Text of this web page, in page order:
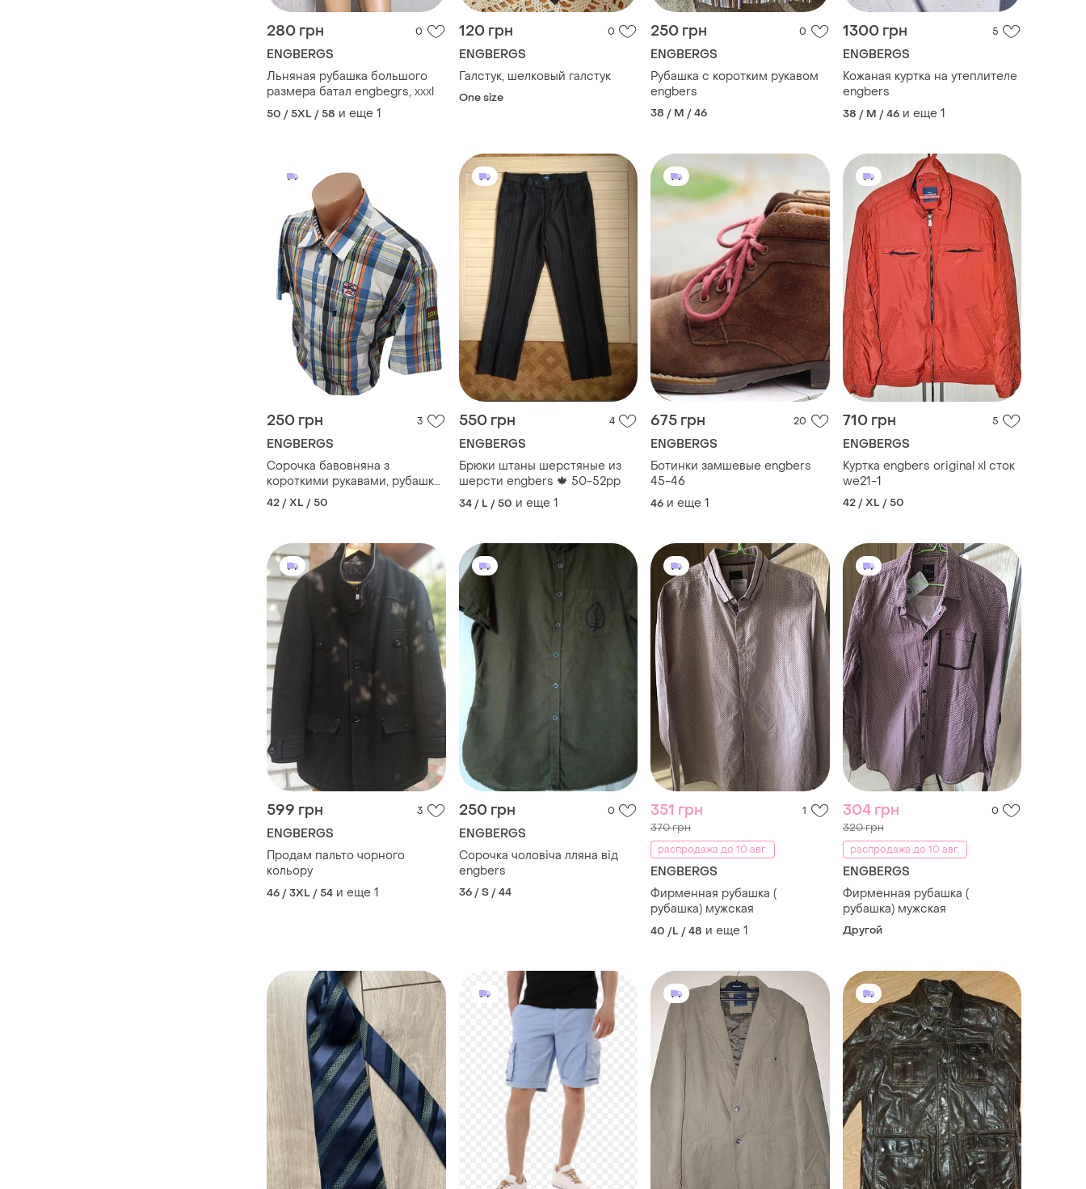
280 грн 0
ENGBERGS
Льняная рубашка большого
размера батал engbegrs, xxxl
50 / 5XL / 58 и еще 1
120 грн 0
ENGBERGS
Галстук, шелковый галстук
One size
250 грн 0
ENGBERGS
Рубашка с коротким рукавом
engbers
38 / M / 46
1300 грн 5
ENGBERGS
Кожаная куртка на утеплителе
engbers
38 / M / 46 и еще 1
250 грн 3
ENGBERGS
Сорочка бавовняна з
короткими рукавами, рубашка
engbergs
42 / XL / 50
550 грн 4
ENGBERGS
Брюки штаны шерстяные из
шерсти еngbers 🍁 50-52рр
34 / L / 50 и еще 1
675 грн 20
ENGBERGS
Ботинки замшевые engbers
45-46
46 и еще 1
710 грн 5
ENGBERGS
Куртка engbers original xl сток
we21-1
42 / XL / 50
599 грн 3
ENGBERGS
Продам пальто чорного
кольору
46 / 3XL / 54 и еще 1
250 грн 0
ENGBERGS
Сорочка чоловіча лляна від
engbers
36 / S / 44
351 грн 1
370 грн
распродажа до 10 авг.
ENGBERGS
Фирменная рубашка (
рубашка) мужская
40 /L / 48 и еще 1
304 грн 0
320 грн
распродажа до 10 авг.
ENGBERGS
Фирменная рубашка (
рубашка) мужская
Другой